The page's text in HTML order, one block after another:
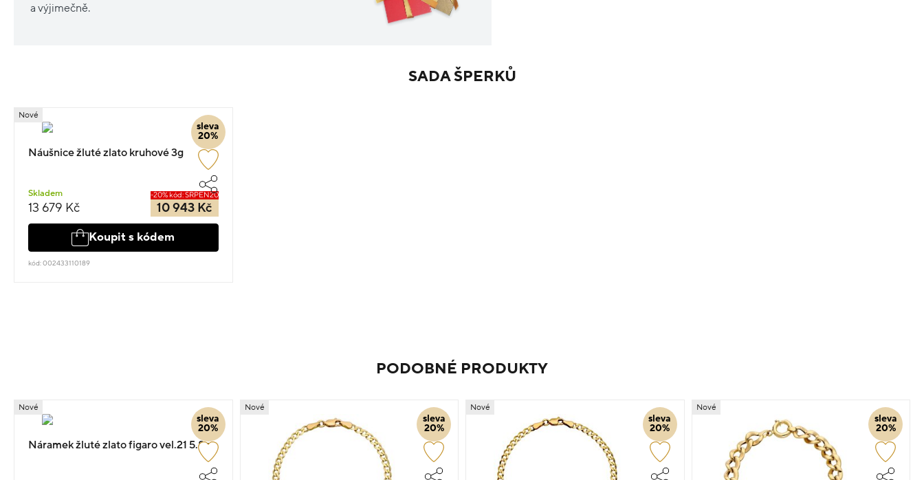
a výjimečně.
SADA ŠPERKŮ
sleva
20%
Nové
Náušnice žluté zlato kruhové 3g
Skladem
13 679 Kč
-20% kód: SRPEN20
10 943 Kč
Koupit s kódem
kód: 002433110189
PODOBNÉ PRODUKTY
sleva
20%
Nové
Náramek žluté zlato figaro vel.21 5.8g
sleva
20%
Nové
sleva
20%
Nové
sleva
20%
Nové